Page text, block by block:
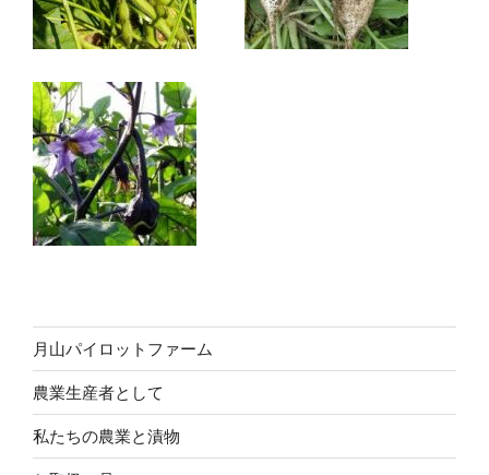
月山パイロットファーム
農業生産者として
私たちの農業と漬物